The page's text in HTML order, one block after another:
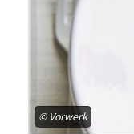
© Vorwerk